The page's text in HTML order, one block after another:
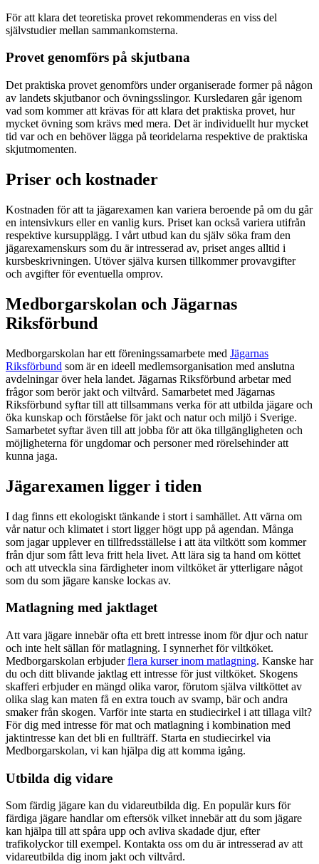
För att klara det teoretiska provet rekommenderas en viss del
självstudier mellan sammankomsterna.
Provet genomförs på skjutbana
Det praktiska provet genomförs under organiserade former på någon
av landets skjutbanor och övningsslingor. Kursledaren går igenom
vad som kommer att krävas för att klara det praktiska provet, hur
mycket övning som krävs med mera. Det är individuellt hur mycket
tid var och en behöver lägga på teoridelarna respektive de praktiska
skjutmomenten.
Priser och kostnader
Kostnaden för att ta jägarexamen kan variera beroende på om du går
en intensivkurs eller en vanlig kurs. Priset kan också variera utifrån
respektive kursupplägg. I vårt utbud kan du själv söka fram den
jägarexamenskurs som du är intresserad av, priset anges alltid i
kursbeskrivningen. Utöver själva kursen tillkommer provavgifter
och avgifter för eventuella omprov.
Medborgarskolan och Jägarnas
Riksförbund
Medborgarskolan har ett föreningssamarbete med Jägarnas
Riksförbund som är en ideell medlemsorganisation med anslutna
avdelningar över hela landet. Jägarnas Riksförbund arbetar med
frågor som berör jakt och viltvård. Samarbetet med Jägarnas
Riksförbund syftar till att tillsammans verka för att utbilda jägare och
öka kunskap och förståelse för jakt och natur och miljö i Sverige.
Samarbetet syftar även till att jobba för att öka tillgängligheten och
möjligheterna för ungdomar och personer med rörelsehinder att
kunna jaga.
Jägarexamen ligger i tiden
I dag finns ett ekologiskt tänkande i stort i samhället. Att värna om
vår natur och klimatet i stort ligger högt upp på agendan. Många
som jagar upplever en tillfredsställelse i att äta viltkött som kommer
från djur som fått leva fritt hela livet. Att lära sig ta hand om köttet
och att utveckla sina färdigheter inom viltköket är ytterligare något
som du som jägare kanske lockas av.
Matlagning med jaktlaget
Att vara jägare innebär ofta ett brett intresse inom för djur och natur
och inte helt sällan för matlagning. I synnerhet för viltköket.
Medborgarskolan erbjuderflera kurser inom matlagning. Kanske har
du och ditt blivande jaktlag ett intresse för just viltköket. Skogens
skafferi erbjuder en mängd olika varor, förutom själva viltköttet av
olika slag kan maten få en extra touch av svamp, bär och andra
smaker från skogen. Varför inte starta en studiecirkel i att tillaga vilt?
För dig med intresse för mat och matlagning i kombination med
jaktintresse kan det bli en fullträff. Starta en studiecirkel via
Medborgarskolan, vi kan hjälpa dig att komma igång.
Utbilda dig vidare
Som färdig jägare kan du vidareutbilda dig. En populär kurs för
färdiga jägare handlar om eftersök vilket innebär att du som jägare
kan hjälpa till att spåra upp och avliva skadade djur, efter
trafikolyckor till exempel. Kontakta oss om du är intresserad av att
vidareutbilda dig inom jakt och viltvård.